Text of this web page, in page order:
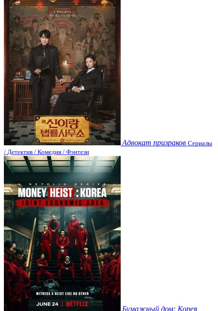
Адвокат призраков Сериалы
/ Детектив / Комедия / Фэнтези
Бумажный дом: Корея